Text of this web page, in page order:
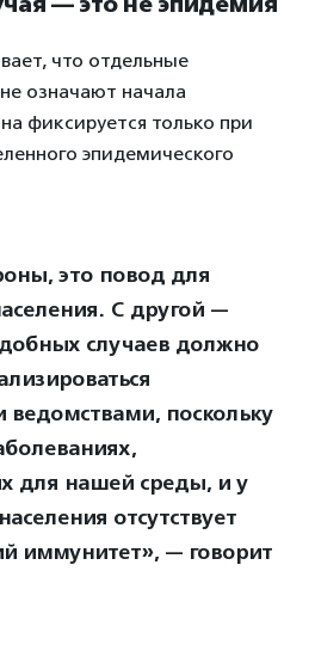
что отдельные
означают начала
фиксируется только при
эпидемического
это повод для
С другой —
случаев должно
поскольку
для нашей среды, и у
отсутствует
иммунитет», — говорит